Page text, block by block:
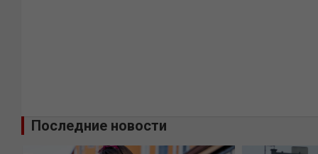
Последние новости